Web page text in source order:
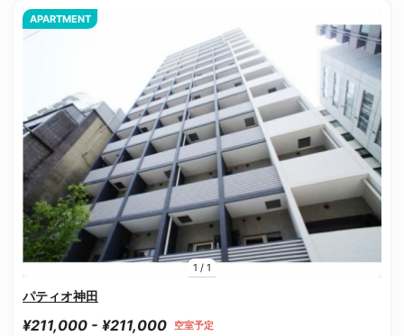
1 / 1
APARTMENT
パティオ神田
¥211,000 - ¥211,000 空室予定